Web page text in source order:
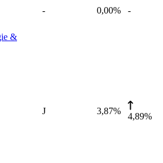
&
- 0,00% -
J 3,87%
4,89%